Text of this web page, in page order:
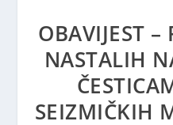
OBAVIJEST –
NASTALIH
SEIZMIČKIH